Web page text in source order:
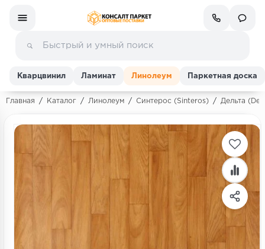
Ламинат
Линолеум
Кварц-винил (ПВХ плитка)
Инженерная доска
Кварцвинил Ламинат Линолеум Паркетная доска
Главная / Каталог / Линолеум / Синтерос (Sinteros) / Дельта